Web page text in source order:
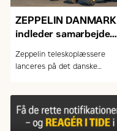
ZEPPELIN DANMARK
indleder samarbejde
teleskoplæssere
Zeppelin teleskoplæssere
lanceres på det danske